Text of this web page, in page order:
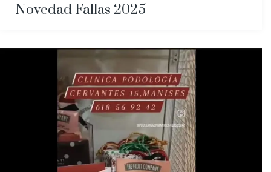
Novedad Fallas 2025